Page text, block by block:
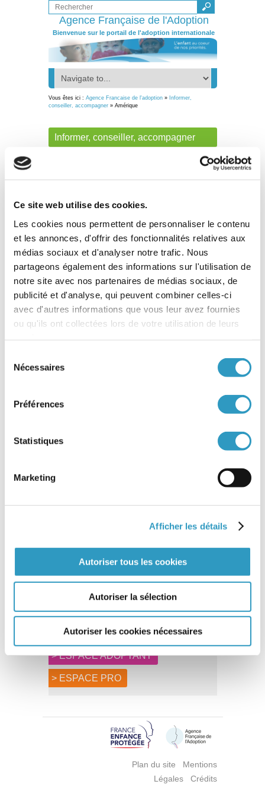
Ce site web utilise des cookies.
Les cookies nous permettent de personnaliser le contenu
et les annonces, d'offrir des fonctionnalités relatives aux
médias sociaux et d'analyser notre trafic. Nous
partageons également des informations sur l'utilisation de
notre site avec nos partenaires de médias sociaux, de
publicité et d'analyse, qui peuvent combiner celles-ci
avec d'autres informations que vous leur avez fournies
ou qu'ils ont collectées lors de votre utilisation de leurs
Nécessaires
Préférences
Statistiques
Marketing
Afficher les détails
Autoriser tous les cookies
Autoriser la sélection
Autoriser les cookies nécessaires
Agence Française de l'Adoption
Bienvenue sur le portail de l'adoption internationale
Vous êtes ici : Agence Francaise de l'adoption» Informer,
conseiller, accompagner» Amérique
Informer, conseiller, accompagner
Europe
Amérique
Informer, conseiller,
accompagner
L’Agence Française d’Adoption ; l’interlocuteur
privilégié des adoptants et des pays étrangers
ouverts à l’adoption.
L'AFA VOUS ACCOMPAGNE
> ESPACE ADOPTANT
> ESPACE PRO
Plan du site
Mentions
Légales
Crédits